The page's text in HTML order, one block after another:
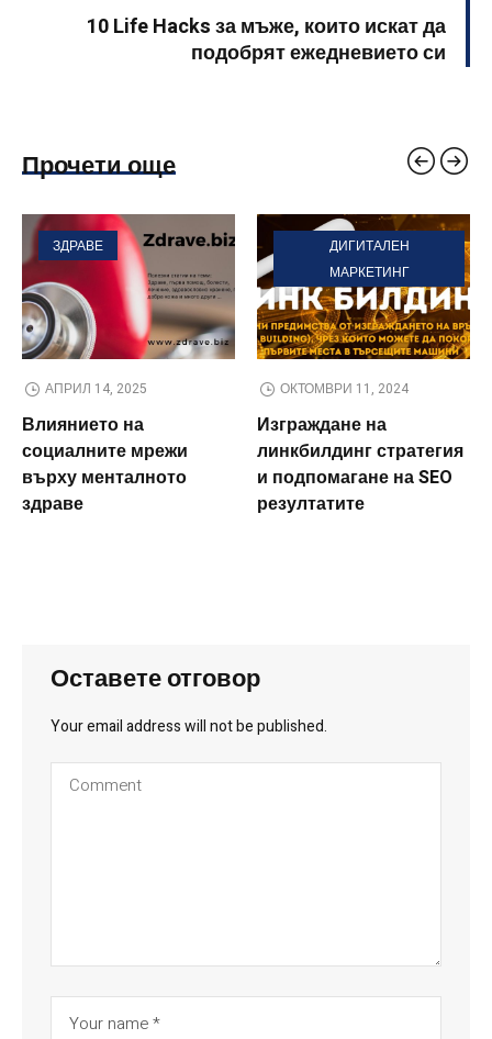
10 Life Hacks за мъже, които искат да
подобрят ежедневието си
Прочети още
ЗДРАВЕ
АПРИЛ 14, 2025
Влиянието на
социалните мрежи
върху менталното
здраве
ДИГИТАЛЕН
МАРКЕТИНГ
ОКТОМВРИ 11, 2024
Изграждане на
линкбилдинг стратегия
и подпомагане на SEO
резултатите
Оставете отговор
Your email address will not be published.